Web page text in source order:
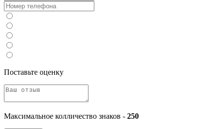
Поставьте оценку
Максимальное колличество знаков - 250